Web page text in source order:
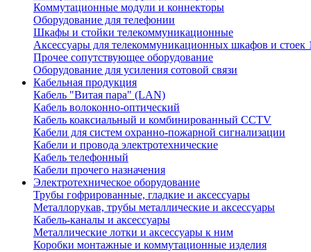
Коммутационные модули и коннекторы
Оборудование для телефонии
Шкафы и стойки телекоммуникационные
Аксессуары для телекоммуникационных шкафов и стоек
Прочее сопутствующее оборудование
Оборудование для усиления сотовой связи
Кабельная продукция
Кабель "Витая пара" (LAN)
Кабель волоконно-оптический
Кабель коаксиальный и комбинированный CCTV
Кабели для систем охранно-пожарной сигнализации
Кабели и провода электротехнические
Кабель телефонный
Кабели прочего назначения
Электротехническое оборудование
Трубы гофрированные, гладкие и аксессуары
Металлорукав, трубы металлические и аксессуары
Кабель-каналы и аксессуары
Металлические лотки и аксессуары к ним
Коробки монтажные и коммутационные изделия